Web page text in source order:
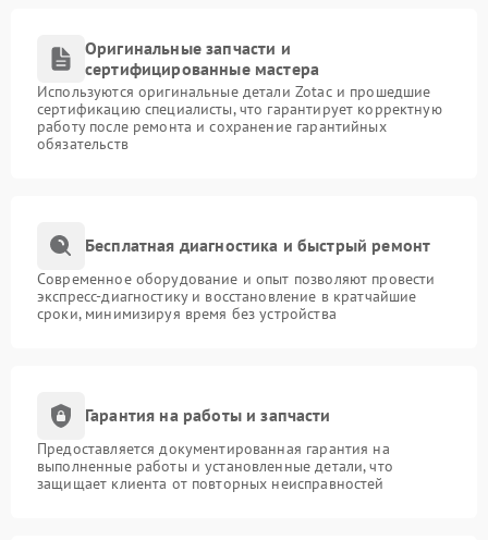
Оригинальные запчасти и
сертифицированные мастера
Используются оригинальные детали Zotac и прошедшие
сертификацию специалисты, что гарантирует корректную
работу после ремонта и сохранение гарантийных
обязательств
Бесплатная диагностика и быстрый ремонт
Современное оборудование и опыт позволяют провести
экспресс-диагностику и восстановление в кратчайшие
сроки, минимизируя время без устройства
Гарантия на работы и запчасти
Предоставляется документированная гарантия на
выполненные работы и установленные детали, что
защищает клиента от повторных неисправностей